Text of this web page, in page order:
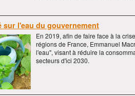
sur l'eau du gouvernement
En 2019, afin de faire face à la
régions de France, Emmanuel
l'eau", visant à réduire la
secteurs d'ici 2030.